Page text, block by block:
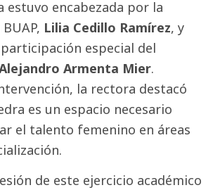
estuvo encabezada por la
Lilia Cedillo Ramírez, y
especial del
Armenta Mier.
la rectora destacó
es un espacio necesario
el talento femenino en áreas
de este ejercicio académico